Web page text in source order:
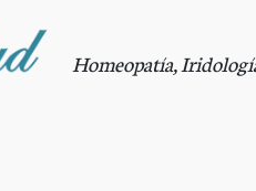
Homeopatía,